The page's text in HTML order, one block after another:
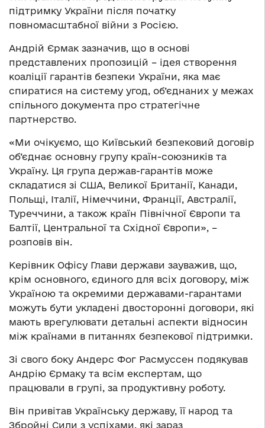
підтримку України після початку
повномасштабної війни з Росією.
Андрій Єрмак зазначив, що в основі
представлених пропозицій – ідея створення
коаліції гарантів безпеки України, яка має
спиратися на систему угод, об’єднаних у межах
спільного документа про стратегічне
партнерство.
«Ми очікуємо, що Київський безпековий договір
об’єднає основну групу країн-союзників та
Україну. Ця група держав-гарантів може
складатися зі США, Великої Британії, Канади,
Польщі, Італії, Німеччини, Франції, Австралії,
Туреччини, а також країн Північної Європи та
Балтії, Центральної та Східної Європи», –
розповів він.
Керівник Офісу Глави держави зауважив, що,
крім основного, єдиного для всіх договору, між
Україною та окремими державами-гарантами
можуть бути укладені двосторонні договори, які
мають врегулювати детальні аспекти відносин
між країнами в питаннях безпекової підтримки.
Зі свого боку Андерс Фог Расмуссен подякував
Андрію Єрмаку та всім експертам, що
працювали в групі, за продуктивну роботу.
Він привітав Українську державу, її народ та
Збройні Сили з успіхами, які зараз